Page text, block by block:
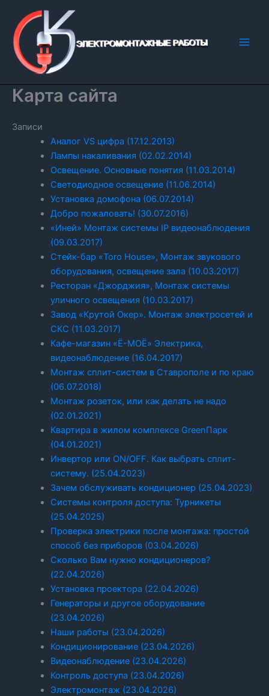
содержимому
Карта сайта
Записи
Аналог VS цифра (17.12.2013)
Лампы накаливания (02.02.2014)
Освещение. Основные понятия (11.03.2014)
Светодиодное освещение (11.06.2014)
Установка домофона (06.07.2014)
Добро пожаловать! (30.07.2016)
«Иней» Монтаж системы IP видеонаблюдения
(09.03.2017)
Стейк-бар «Toro House», Монтаж звукового
оборудования, освещение зала (10.03.2017)
Ресторан «Джорджия», Монтаж системы
уличного освещения (10.03.2017)
Завод «Крутой Окер». Монтаж электросетей и
СКС (11.03.2017)
Кафе-магазин «Ё-МОЁ» Электрика,
видеонаблюдение (16.04.2017)
Монтаж сплит-систем в Ставрополе и по краю
(06.07.2018)
Монтаж розеток, или как делать не надо
(02.01.2021)
Квартира в жилом комплексе GreenПарк
(04.01.2021)
Инвертор или ON/OFF. Как выбрать сплит-
систему. (25.04.2023)
Зачем обслуживать кондиционер (25.04.2023)
Системы контроля доступа: Турникеты
(25.04.2025)
Проверка электрики после монтажа: простой
способ без приборов (03.04.2026)
Сколько Вам нужно кондиционеров?
(22.04.2026)
Установка проектора (22.04.2026)
Генераторы и другое оборудование
(23.04.2026)
Наши работы (23.04.2026)
Кондиционирование (23.04.2026)
Видеонаблюдение (23.04.2026)
Контроль доступа (23.04.2026)
Электромонтаж (23.04.2026)